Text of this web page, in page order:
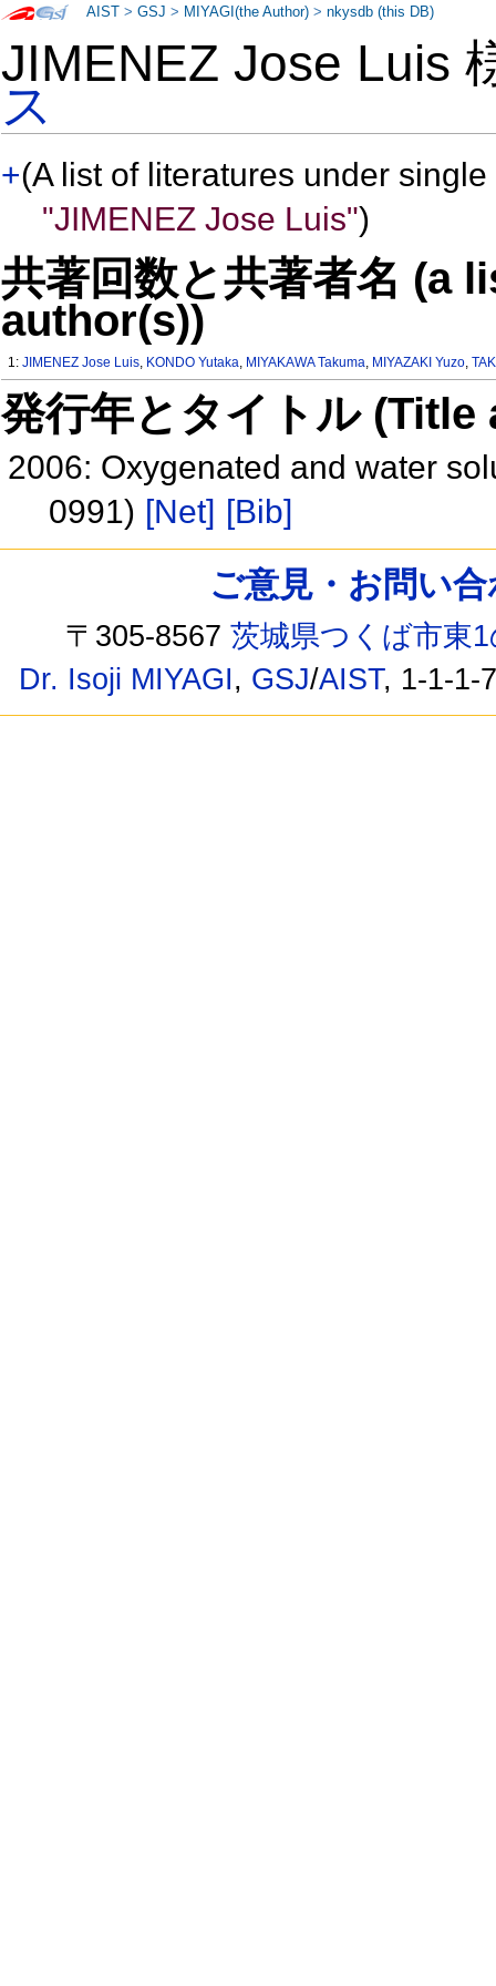
JIMENEZ Jose Luis
ス
+(A list of literatures under
"JIMENEZ Jose Luis")
共著回数と共著者名 (a
author(s))
1:JIMENEZ Jose Luis, KONDO Yutaka, MIYAKAWA Takuma, MIYAZAKI Yuzo,
発行年とタイトル
2006: Oxygenated and water
0991) [Net] [Bib]
AIST >GSJ > MIYAGI(the Author) >nkysdb (this DB)
ご意見・お問い
〒305-8567茨城県つくば市東
Dr. Isoji MIYAGI, GSJ/AIST, 1-1-1-